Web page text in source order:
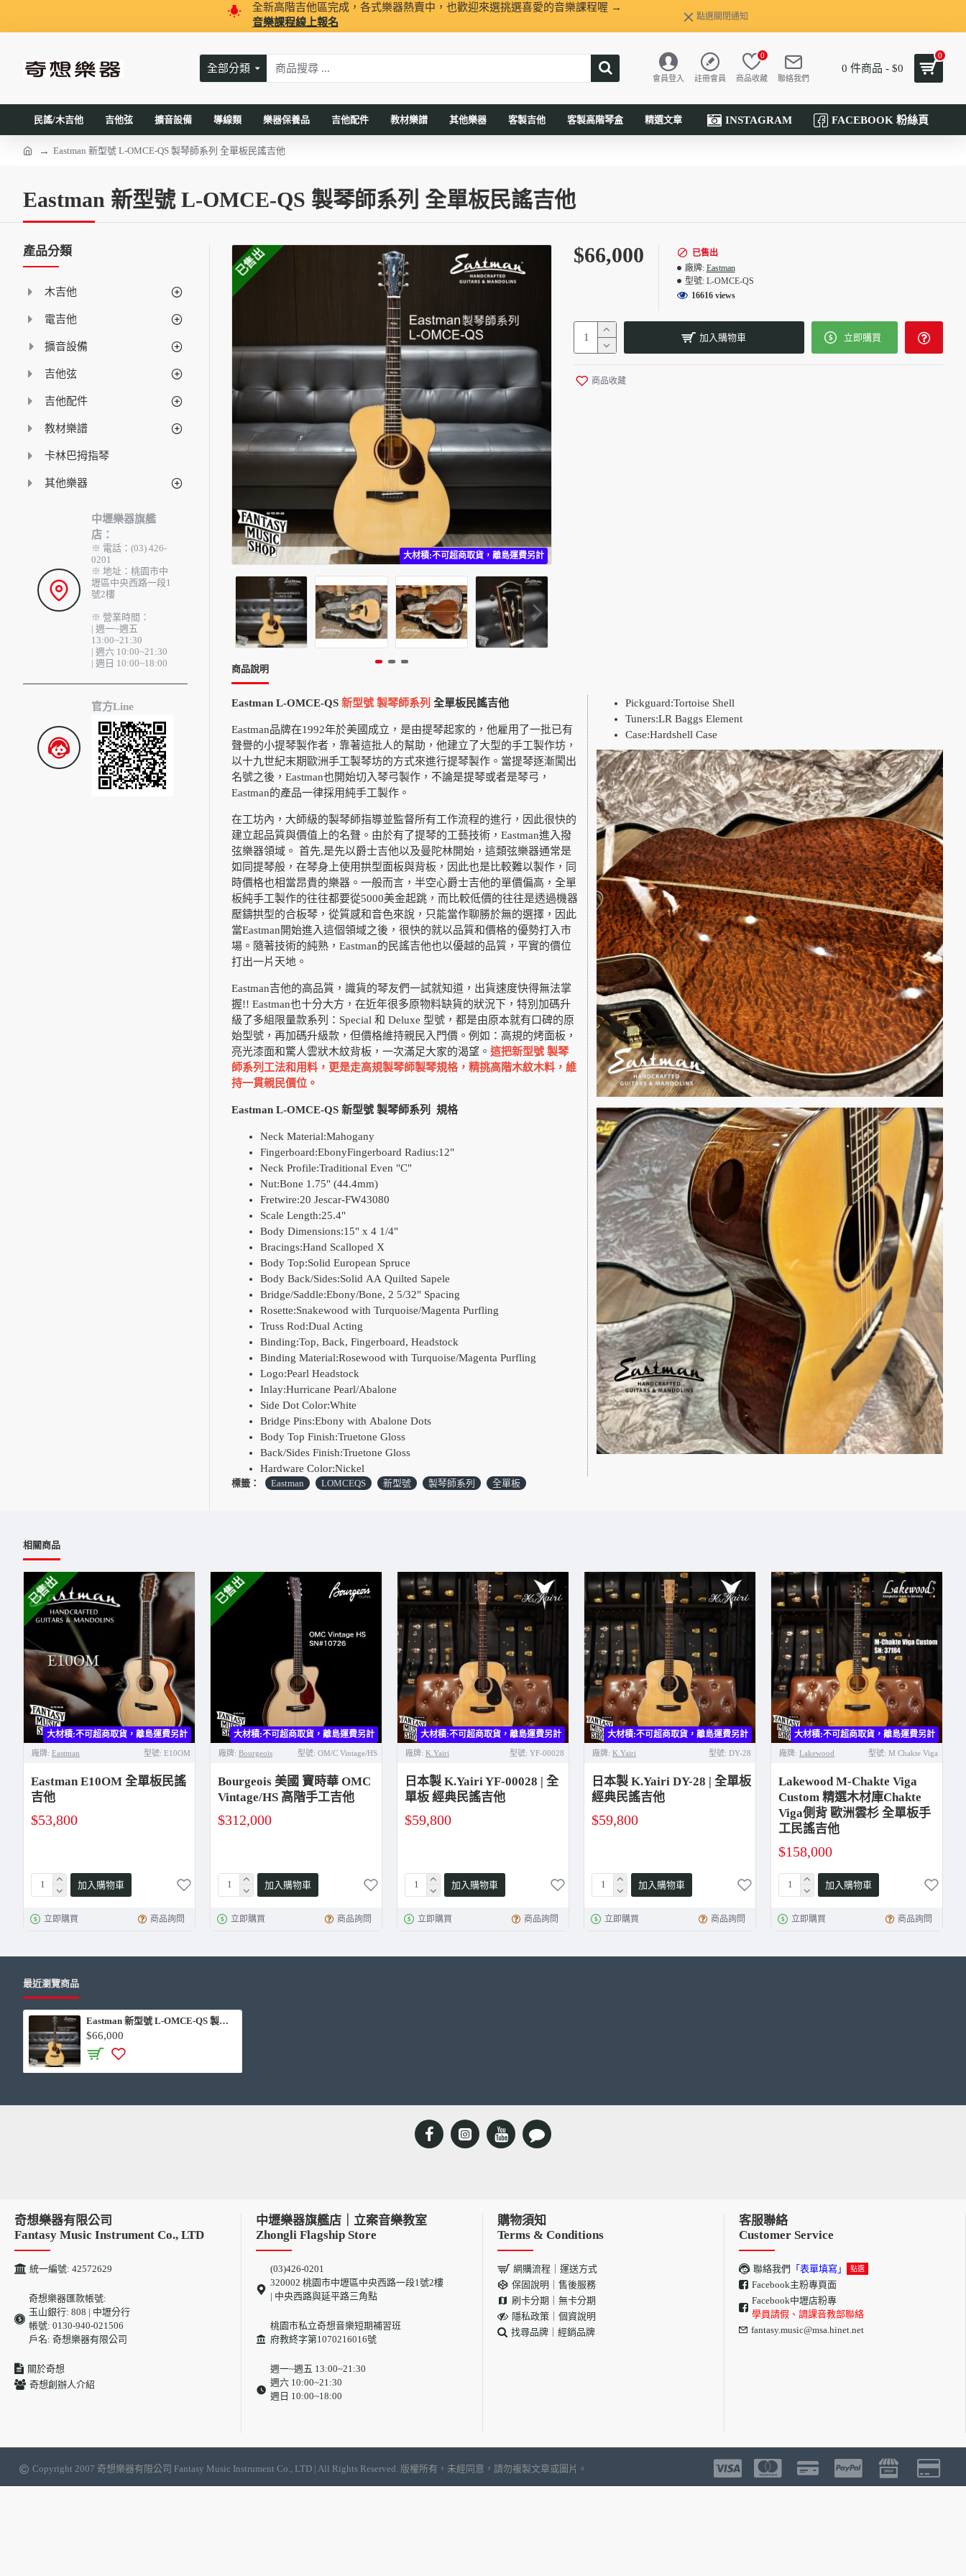
全新高階吉他區完成，各式樂器熱賣中，也歡迎來選挑選喜愛的音樂課程喔 →
音樂課程線上報名
點選關閉通知
全部分類
會員登入 註冊會員 商品收藏
0
聯絡我們
0 件商品 - $0
0
民謠/木吉他 吉他弦 擴音設備 導線類 樂器保養品 吉他配件 教材樂譜 其他樂器 客製吉他 客製高階琴盒 精選文章 INSTAGRAM FACEBOOK 粉絲頁
Eastman 新型號 L-OMCE-QS 製琴師系列 全單板民謠吉他
Eastman 新型號 L-OMCE-QS 製琴師系列 全單板民謠吉他
產品分類
木吉他
電吉他
擴音設備
吉他弦
吉他配件
教材樂譜
卡林巴拇指琴
其他樂器
中壢樂器旗艦
店：
※ 電話：(03) 426-
0201
※ 地址：桃園市中
壢區中央西路一段1
號2樓
※ 營業時間：
| 週一~週五
13:00~21:30
| 週六 10:00~21:30
| 週日 10:00~18:00
官方Line
大材積:不可超商取貨，離島運費另計
已售出 $66,000
已售出
廠牌: Eastman
型號: L-OMCE-QS
16616 views
加入購物車 立即購買
商品收藏
商品說明
Eastman L-OMCE-QS 新型號 製琴師系列 全單板民謠吉他
Eastman品牌在1992年於美國成立，是由提琴起家的，他雇用了一批已有
聲譽的小提琴製作者，靠著這批人的幫助，他建立了大型的手工製作坊，
以十九世紀末期歐洲手工製琴坊的方式來進行提琴製作。當提琴逐漸闖出
名號之後，Eastman也開始切入琴弓製作，不論是提琴或者是琴弓，
Eastman的產品一律採用純手工製作。
在工坊內，大師級的製琴師指導並監督所有工作流程的進行，因此很快的
建立起品質與價值上的名聲。由於有了提琴的工藝技術，Eastman進入撥
弦樂器領域。 首先,是先以爵士吉他以及曼陀林開始，這類弦樂器通常是
如同提琴般，在琴身上使用拱型面板與背板，因此也是比較難以製作，同
時價格也相當昂貴的樂器。一般而言，半空心爵士吉他的單價偏高，全單
板純手工製作的往往都要從5000美金起跳，而比較低價的往往是透過機器
壓鑄拱型的合板琴，從質感和音色來說，只能當作聊勝於無的選擇，因此
當Eastman開始進入這個領域之後，很快的就以品質和價格的優勢打入市
場。隨著技術的純熟，Eastman的民謠吉他也以優越的品質，平實的價位
打出一片天地。
Eastman吉他的高品質，識貨的琴友們一試就知道，出貨速度快得無法掌
握!! Eastman也十分大方，在近年很多原物料缺貨的狀況下，特別加碼升
級了多組限量款系列：Special 和 Deluxe 型號，都是由原本就有口碑的原
始型號，再加碼升級款，但價格維持親民入門價。例如：高規的烤面板，
亮光漆面和驚人雲狀木紋背板，一次滿足大家的渴望。 這把新型號 製琴
師系列工法和用料，更是走高規製琴師製琴規格，精挑高階木紋木料，維
持一貫親民價位。
Eastman L-OMCE-QS 新型號 製琴師系列 規格
Neck Material:Mahogany
Fingerboard:EbonyFingerboard Radius:12"
Neck Profile:Traditional Even "C"
Nut:Bone 1.75" (44.4mm)
Fretwire:20 Jescar-FW43080
Scale Length:25.4"
Body Dimensions:15" x 4 1/4"
Bracings:Hand Scalloped X
Body Top:Solid European Spruce
Body Back/Sides:Solid AA Quilted Sapele
Bridge/Saddle:Ebony/Bone, 2 5/32" Spacing
Rosette:Snakewood with Turquoise/Magenta Purfling
Truss Rod:Dual Acting
Binding:Top, Back, Fingerboard, Headstock
Binding Material:Rosewood with Turquoise/Magenta Purfling
Logo:Pearl Headstock
Inlay:Hurricane Pearl/Abalone
Side Dot Color:White
Bridge Pins:Ebony with Abalone Dots
Body Top Finish:Truetone Gloss
Back/Sides Finish:Truetone Gloss
Hardware Color:Nickel
Pickguard:Tortoise Shell
Tuners:LR Baggs Element
Case:Hardshell Case
標籤： Eastman LOMCEQS 新型號 製琴師系列 全單板
相關商品
大材積:不可超商取貨，離島運費另計
已售出
廠牌: Eastman 型號: E10OM
Eastman E10OM 全單板民謠
吉他
$53,800
加入購物車
立即購買 商品詢問
大材積:不可超商取貨，離島運費另計
已售出
廠牌: Bourgeois 型號: OM/C Vintage/HS
Bourgeois 美國 寶時華 OMC
Vintage/HS 高階手工吉他
$312,000
加入購物車
立即購買 商品詢問
大材積:不可超商取貨，離島運費另計
大材積:不可超商取貨，離島運費另計
廠牌: K.Yairi 型號: YF-00028
日本製 K.Yairi YF-00028 | 全
單板 經典民謠吉他
$59,800
加入購物車
立即購買 商品詢問
大材積:不可超商取貨，離島運費另計
廠牌: K.Yairi 型號: DY-28
日本製 K.Yairi DY-28 | 全單板
經典民謠吉他
$59,800
加入購物車
立即購買 商品詢問
大材積:不可超商取貨，離島運費另計
廠牌: Lakewood 型號: M Chakte Viga
Lakewood M-Chakte Viga
Custom 精選木材庫Chakte
Viga側背 歐洲雲杉 全單板手
工民謠吉他
$158,000
加入購物車
立即購買 商品詢問
最近瀏覽商品
Eastman 新型號 L-OMCE-QS 製琴師系列 全單板民謠吉他
$66,000
奇想樂器有限公司
Fantasy Music Instrument Co., LTD
統一編號: 42572629
奇想樂器匯款帳號:
玉山銀行: 808 | 中壢分行
帳號: 0130-940-021506
戶名: 奇想樂器有限公司
關於奇想
奇想創辦人介紹
中壢樂器旗艦店｜立案音樂教室
Zhongli Flagship Store
(03)426-0201
320002 桃園市中壢區中央西路一段1號2樓
| 中央西路與延平路三角點
桃園市私立奇想音樂短期補習班
府教終字第1070216016號
週一~週五 13:00~21:30
週六 10:00~21:30
週日 10:00~18:00
購物須知
Terms & Conditions
網購流程｜運送方式
保固說明｜售後服務
刷卡分期｜無卡分期
隱私政策｜個資說明
找尋品牌｜經銷品牌
客服聯絡
Customer Service
聯絡我們 「表單填寫」 點選
Facebook主粉專頁面
Facebook中壢店粉專
學員請假、調課音教部聯絡
fantasy.music@msa.hinet.net
Copyright 2007 奇想樂器有限公司 Fantasy Music Instrument Co., LTD | All Rights Reserved. 版權所有，未經同意，請勿複製文章或圖片。